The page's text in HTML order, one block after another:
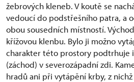
žebrových kleneb. V koutě se
vedoucí do podstřešního patra, a
obou sousedních místností.
křížovou klenbu. Bylo ji možno
charakter této prostory podtrhuje
(záchod) v severozápadní zdi.
hradů ani při vytápění krby, z